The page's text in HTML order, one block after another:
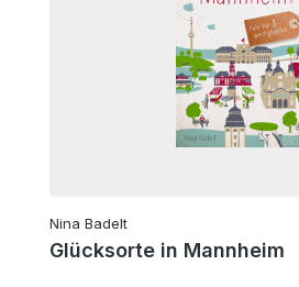
Nina Badelt
Glücksorte in Mannheim